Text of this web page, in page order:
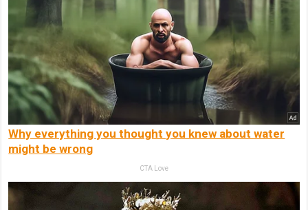
Why everything you thought you knew about water
might be wrong
CTA Love